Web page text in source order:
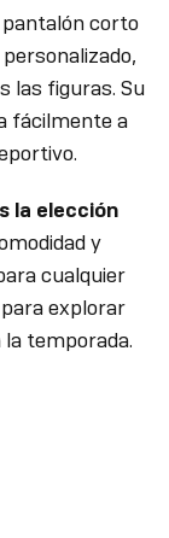
pantalón corto
las figuras. Su
fácilmente a
la elección
y
cualquier
explorar
temporada.